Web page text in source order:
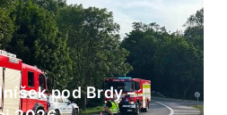
pod Brdy –